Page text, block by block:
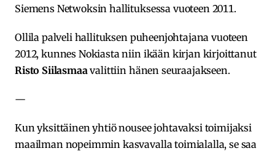
Siemens Netwoksin hallituksessa vuoteen 2011.
Ollila palveli hallituksen puheenjohtajana vuoteen
2012, kunnes Nokiasta niin ikään kirjan kirjoittanut
Risto Siilasmaa valittiin hänen seuraajakseen.
—
Kun yksittäinen yhtiö nousee johtavaksi toimijaksi
maailman nopeimmin kasvavalla toimialalla, se saa